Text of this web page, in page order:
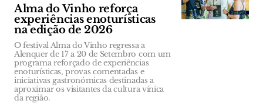
Alma do Vinho reforça
experiências enoturísticas
na edição de 2026
O festival Alma do Vinho regressa a
Alenquer de 17 a 20 de Setembro com um
programa reforçado de experiências
enoturísticas, provas comentadas e
iniciativas gastronómicas destinadas a
aproximar os visitantes da cultura vínica
da região.